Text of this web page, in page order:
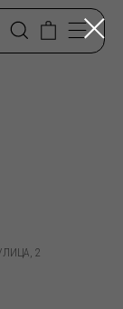
2